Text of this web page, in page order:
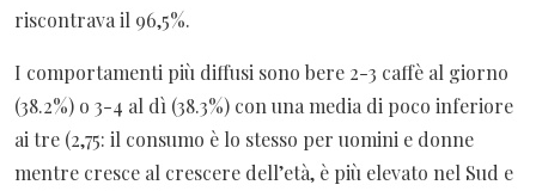
riscontrava il 96,5%.
I comportamenti più diffusi sono bere 2-3 caffè al giorno
(38.2%) o 3-4 al dì (38.3%) con una media di poco inferiore
ai tre (2,75: il consumo è lo stesso per uomini e donne
mentre cresce al crescere dell’età, è più elevato nel Sud e